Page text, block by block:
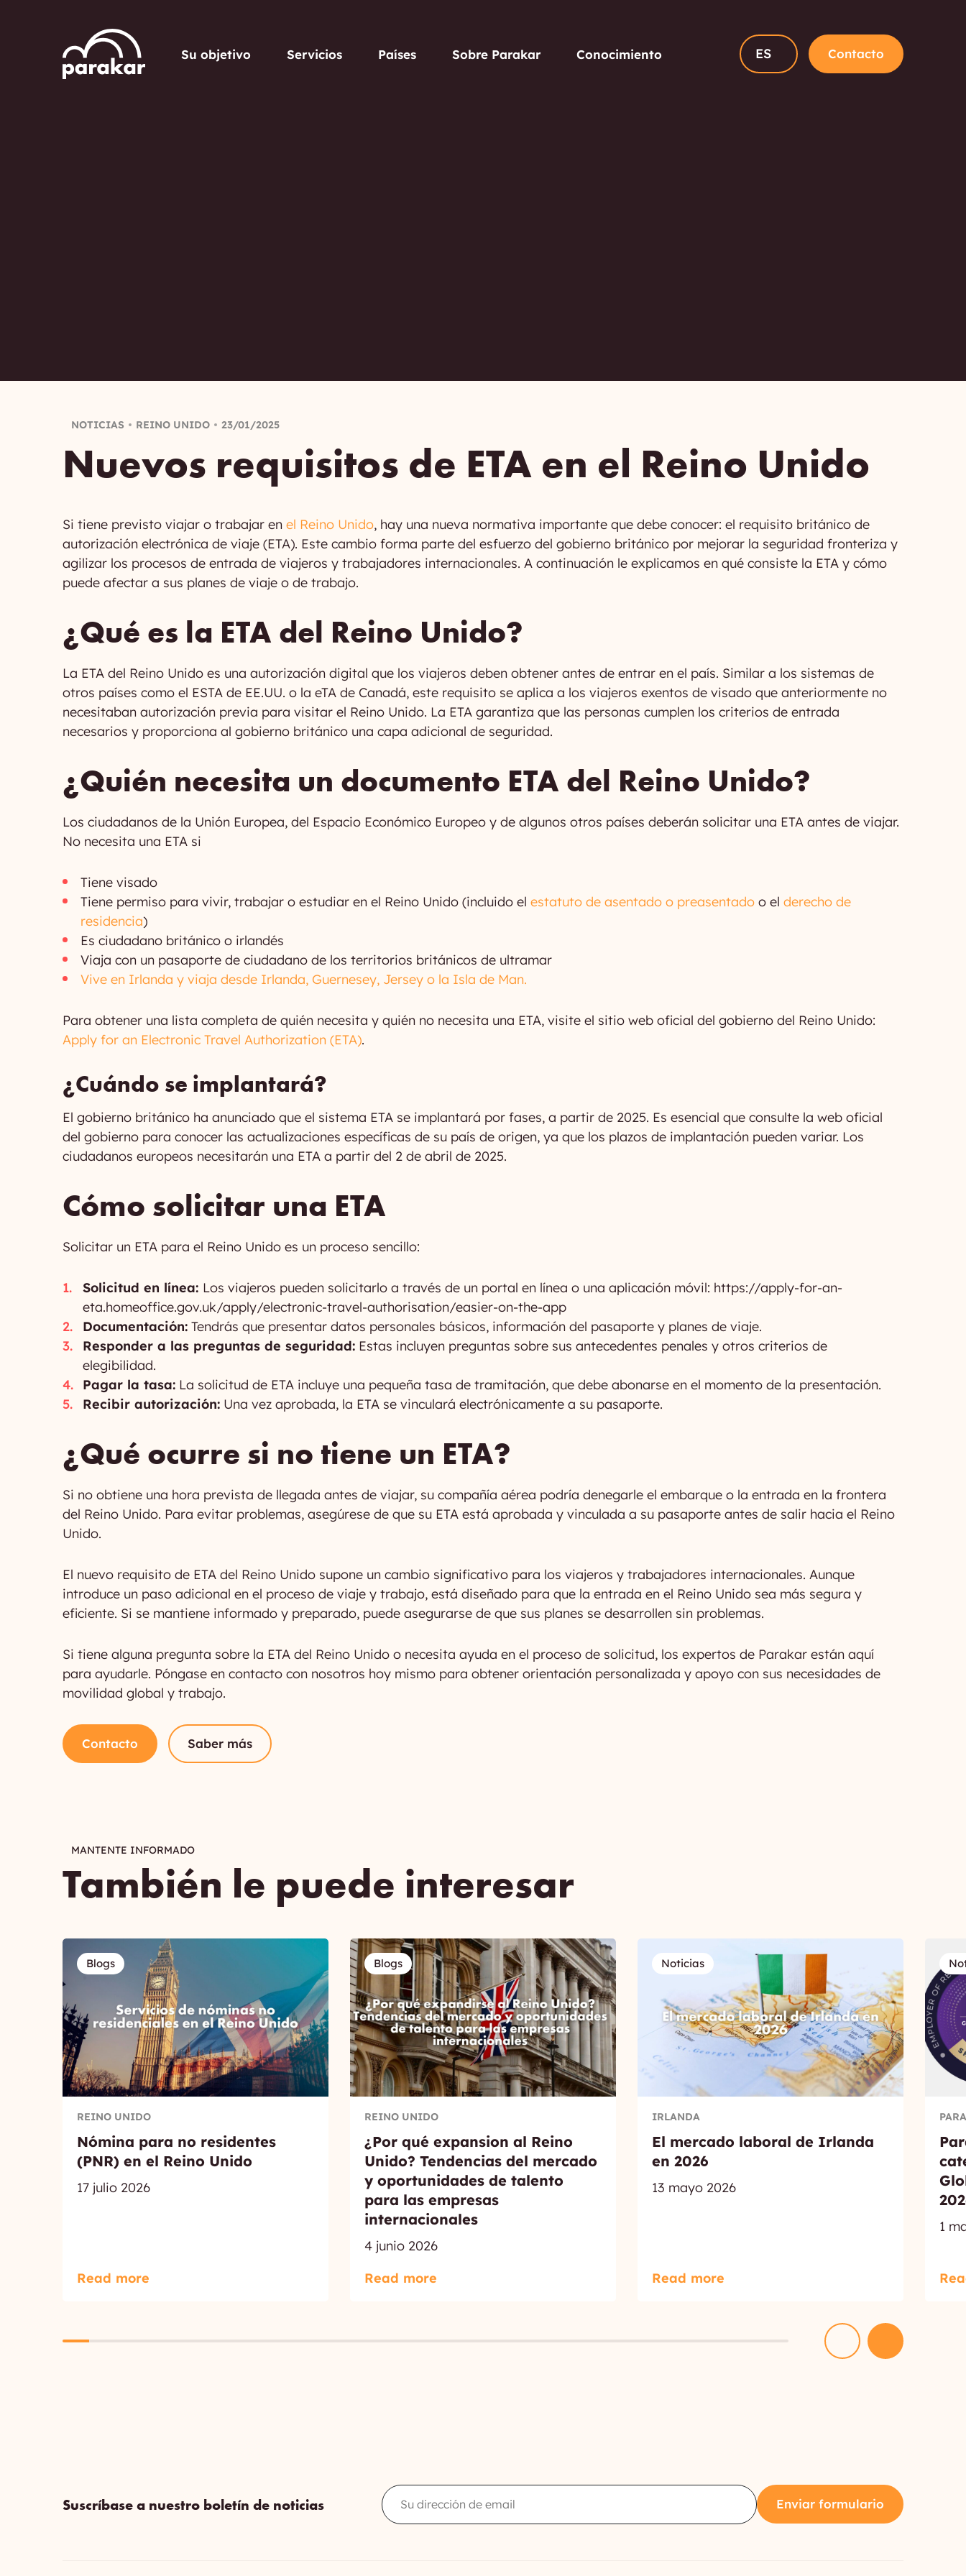
Su objetivo Servicios Países Sobre Parakar Conocimiento ES Contacto
NOTICIAS REINO UNIDO 23/01/2025
Nuevos requisitos de ETA en el Reino Unido
Si tiene previsto viajar o trabajar en el Reino Unido, hay una nueva normativa importante que debe conocer: el requisito británico de
autorización electrónica de viaje (ETA). Este cambio forma parte del esfuerzo del gobierno británico por mejorar la seguridad fronteriza y
agilizar los procesos de entrada de viajeros y trabajadores internacionales. A continuación le explicamos en qué consiste la ETA y cómo
puede afectar a sus planes de viaje o de trabajo.
¿Qué es la ETA del Reino Unido?
La ETA del Reino Unido es una autorización digital que los viajeros deben obtener antes de entrar en el país. Similar a los sistemas de
otros países como el ESTA de EE.UU. o la eTA de Canadá, este requisito se aplica a los viajeros exentos de visado que anteriormente no
necesitaban autorización previa para visitar el Reino Unido. La ETA garantiza que las personas cumplen los criterios de entrada
necesarios y proporciona al gobierno británico una capa adicional de seguridad.
¿Quién necesita un documento ETA del Reino Unido?
Los ciudadanos de la Unión Europea, del Espacio Económico Europeo y de algunos otros países deberán solicitar una ETA antes de viajar.
No necesita una ETA si
Tiene visado
Tiene permiso para vivir, trabajar o estudiar en el Reino Unido (incluido el estatuto de asentado o preasentado o el derecho de
residencia)
Es ciudadano británico o irlandés
Viaja con un pasaporte de ciudadano de los territorios británicos de ultramar
Vive en Irlanda y viaja desde Irlanda, Guernesey, Jersey o la Isla de Man.
Para obtener una lista completa de quién necesita y quién no necesita una ETA, visite el sitio web oficial del gobierno del Reino Unido:
Apply for an Electronic Travel Authorization (ETA).
¿Cuándo se implantará?
El gobierno británico ha anunciado que el sistema ETA se implantará por fases, a partir de 2025. Es esencial que consulte la web oficial
del gobierno para conocer las actualizaciones específicas de su país de origen, ya que los plazos de implantación pueden variar. Los
ciudadanos europeos necesitarán una ETA a partir del 2 de abril de 2025.
Cómo solicitar una ETA
Solicitar un ETA para el Reino Unido es un proceso sencillo:
Solicitud en línea: Los viajeros pueden solicitarlo a través de un portal en línea o una aplicación móvil: https://apply-for-an-
eta.homeoffice.gov.uk/apply/electronic-travel-authorisation/easier-on-the-app
Documentación: Tendrás que presentar datos personales básicos, información del pasaporte y planes de viaje.
Responder a las preguntas de seguridad: Estas incluyen preguntas sobre sus antecedentes penales y otros criterios de
elegibilidad.
Pagar la tasa: La solicitud de ETA incluye una pequeña tasa de tramitación, que debe abonarse en el momento de la presentación.
Recibir autorización: Una vez aprobada, la ETA se vinculará electrónicamente a su pasaporte.
¿Qué ocurre si no tiene un ETA?
Si no obtiene una hora prevista de llegada antes de viajar, su compañía aérea podría denegarle el embarque o la entrada en la frontera
del Reino Unido. Para evitar problemas, asegúrese de que su ETA está aprobada y vinculada a su pasaporte antes de salir hacia el Reino
Unido.
El nuevo requisito de ETA del Reino Unido supone un cambio significativo para los viajeros y trabajadores internacionales. Aunque
introduce un paso adicional en el proceso de viaje y trabajo, está diseñado para que la entrada en el Reino Unido sea más segura y
eficiente. Si se mantiene informado y preparado, puede asegurarse de que sus planes se desarrollen sin problemas.
Si tiene alguna pregunta sobre la ETA del Reino Unido o necesita ayuda en el proceso de solicitud, los expertos de Parakar están aquí
para ayudarle. Póngase en contacto con nosotros hoy mismo para obtener orientación personalizada y apoyo con sus necesidades de
movilidad global y trabajo.
Contacto Saber más
MANTENTE INFORMADO
También le puede interesar
Blogs
REINO UNIDO
Nómina para no residentes
(PNR) en el Reino Unido
17 julio 2026
Read more
Blogs
REINO UNIDO
¿Por qué expansion al Reino
Unido? Tendencias del mercado
y oportunidades de talento
para las empresas
internacionales
4 junio 2026
Read more
Noticias
IRLANDA
El mercado laboral de Irlanda
en 2026
13 mayo 2026
Read more
1
Suscríbase a nuestro boletín de noticias
Email
Enviar formulario